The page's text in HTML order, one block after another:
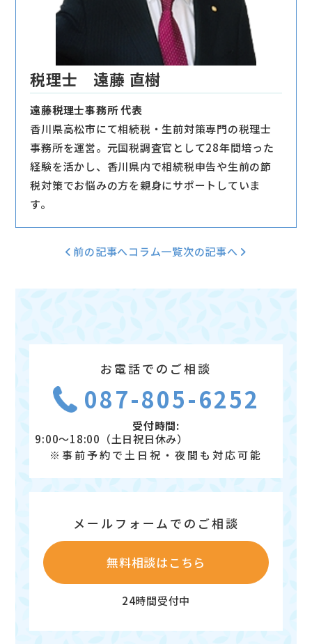
税理士 遠藤 直樹
遠藤税理士事務所 代表
香川県高松市にて相続税・生前対策専門の税理士
事務所を運営。元国税調査官として28年間培った
経験を活かし、香川県内で相続税申告や生前の節
税対策でお悩みの方を親身にサポートしていま
す。
前の記事へコラム一覧次の記事へ
お電話でのご相談
087-805-6252
受付時間:
9:00～18:00（土日祝日休み）
※事前予約で土日祝・夜間も対応可能
メールフォームでのご相談
無料相談はこちら
24時間受付中